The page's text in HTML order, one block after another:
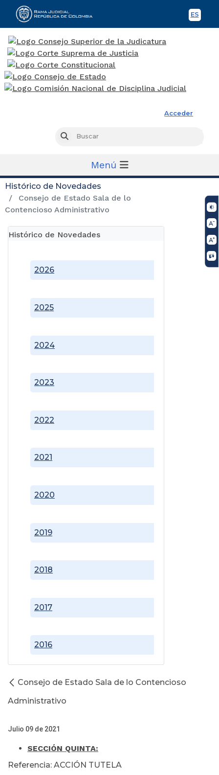
ES
Acceder
Buscar
Menú
Histórico de Novedades
Consejo de Estado Sala de lo
Contencioso Administrativo
Histórico de Novedades
2016
2017
2018
2019
2020
2021
2022
2023
2024
2025
2026
Consejo de Estado Sala de lo Contencioso
Administrativo
Julio 09 de 2021
SECCIÓN QUINTA:
Referencia: ACCIÓN TUTELA